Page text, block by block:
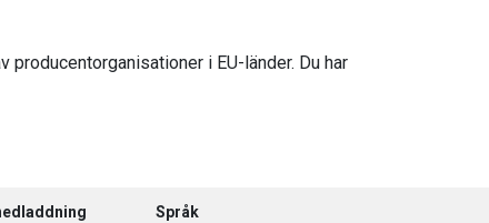
i EU-länder. Du har
Språk